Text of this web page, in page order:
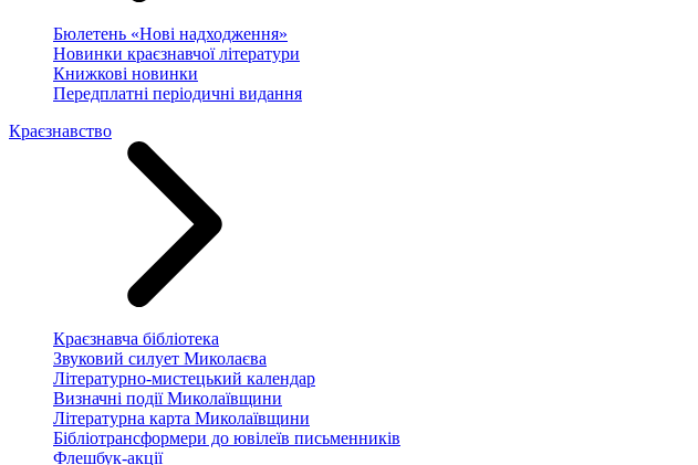
Бюлетень «Нові надходження»
Новинки краєзнавчої літератури
Книжкові новинки
Передплатні періодичні видання
Краєзнавство
Краєзнавча бібліотека
Звуковий силует Миколаєва
Літературно-мистецький календар
Визначні події Миколаївщини
Літературна карта Миколаївщини
Бібліотрансформери до ювілеїв письменників
Флешбук-акції